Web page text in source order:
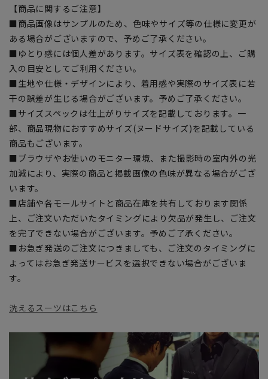
【商品に関するご注意】
■商品画像はサンプルのため、色味やサイズ等の仕様に変更が
ある場合がございますので、予めご了承ください。
■ゆとり感には個人差があります。サイズ表を確認の上、ご購
入の目安としてご利用ください。
■生地や仕様・デザインにより、着用感や実際のサイズ表に若
干の誤差が生じる場合がございます。予めご了承ください。
■サイズスペックは仕上がりサイズを記載しております。一
部、商品現物におすすめサイズ(ヌードサイズ)を記載している
商品もございます。
■ブラウザやお使いのモニター環境、また撮影時の室内外の光
加減により、実際の商品と掲載画像の色味が異なる場合がござ
います。
■店舗や各モールサイトと商品在庫を共有しております関係
上、ご注文いただいたタイミングにより欠品が発生し、ご注文
を完了できない場合がございます。予めご了承ください。
■お急ぎ発送のご注文につきましても、ご注文のタイミングに
よってはお急ぎ発送サービスを選択できない場合がございま
す。
洗えるスーツはこちら